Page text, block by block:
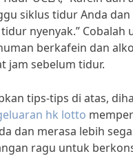
siklus tidur Anda
nyenyak.” Cobalah
berkafein dan
jam sebelum tidur.
tips-tips di atas,
hk lotto
dan merasa lebih
ragu untuk